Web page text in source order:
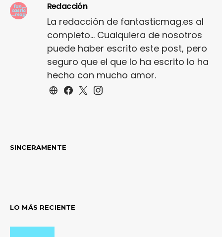
Redacción
La redacción de fantasticmag.es al
completo... Cualquiera de nosotros
puede haber escrito este post, pero
seguro que el que lo ha escrito lo ha
hecho con mucho amor.
SINCERAMENTE
LO MÁS RECIENTE